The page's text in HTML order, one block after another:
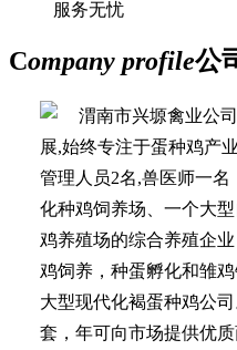
服务无忧
Company profile公
渭南市兴塬禽业公
展,始终专注于蛋种鸡产
管理人员2名,兽医师一
化种鸡饲养场、一个大
鸡养殖场的综合养殖企
鸡饲养，种蛋孵化和雏
大型现代化褐蛋种鸡公
套，年可向市场提供优